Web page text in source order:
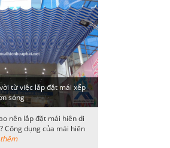
từ việc lắp đặt mái xếp
sóng
nên lắp đặt mái hiên di
Công dụng của mái hiên